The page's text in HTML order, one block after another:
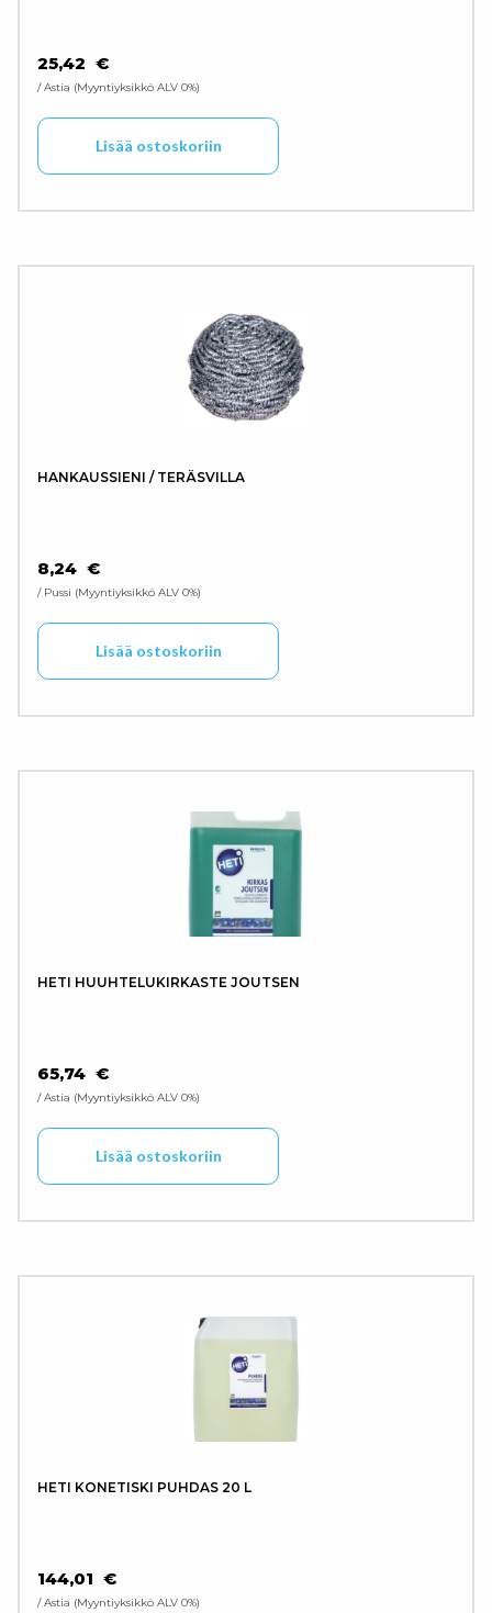
25,42 €
/ Astia Myyntiyksikkö ALV 0%
Lisää ostoskoriin
HANKAUSSIENI / TERÄSVILLA
8,24 €
/ Pussi Myyntiyksikkö ALV 0%
Lisää ostoskoriin
HETI HUUHTELUKIRKASTE JOUTSEN
65,74 €
/ Astia Myyntiyksikkö ALV 0%
Lisää ostoskoriin
HETI KONETISKI PUHDAS 20 L
144,01 €
/ Astia Myyntiyksikkö ALV 0%